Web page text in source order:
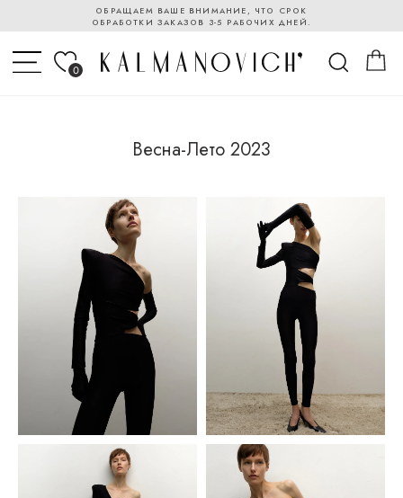
ОБРАЩАЕМ ВАШЕ ВНИМАНИЕ, ЧТО СРОК
ОБРАБОТКИ ЗАКАЗОВ 3-5 РАБОЧИХ ДНЕЙ.
0
Весна-Лето 2023